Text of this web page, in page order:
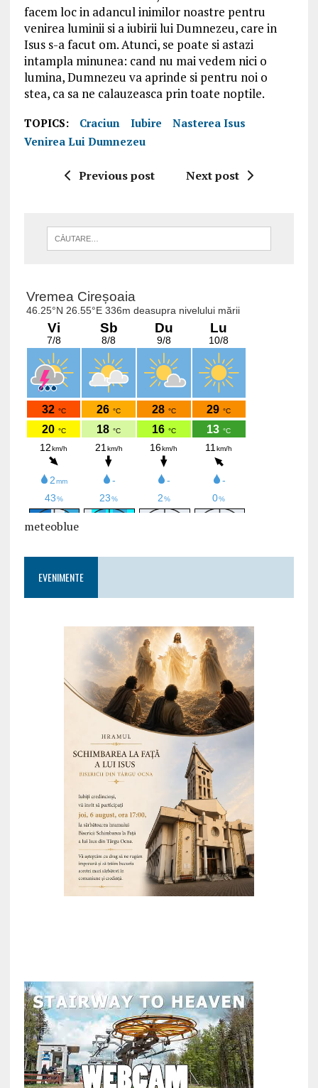
facem loc in adancul inimilor noastre pentru
venirea luminii si a iubirii lui Dumnezeu, care in
Isus s-a facut om. Atunci, se poate si astazi
intampla minunea: cand nu mai vedem nici o
lumina, Dumnezeu va aprinde si pentru noi o
stea, ca sa ne calauzeasca prin toate noptile.
TOPICS: Craciun Iubire
Nasterea Isus
Venirea Lui Dumnezeu
Previous post Next post
meteoblue
EVENIMENTE